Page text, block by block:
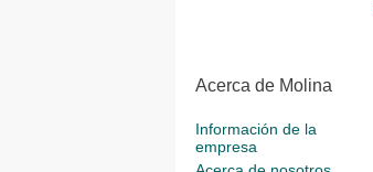
Acerca de Molina
Información de la
empresa